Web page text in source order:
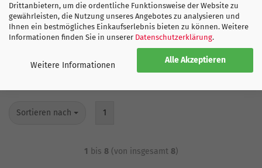
Drittanbietern, um die ordentliche Funktionsweise der Website zu
gewährleisten, die Nutzung unseres Angebotes zu analysieren und
Ihnen ein bestmögliches Einkaufserlebnis bieten zu können. Weitere
Informationen finden Sie in unserer Datenschutzerklärung.
Alle Akzeptieren
Weitere Informationen
Ab nur 108.00 CHF
Lieferzeit:
1-2
Werktage
Ab nur 72.00 CHF
120.00 CHF
Lieferzeit:
1-2
Werktage
Sortieren nach 1
1 bis 8(von insgesamt 8)